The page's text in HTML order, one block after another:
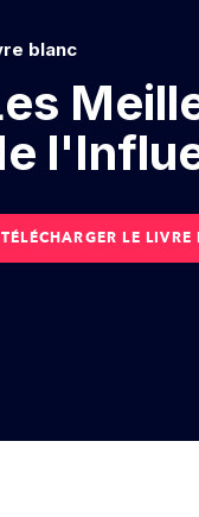
blanc
TÉLÉCHARGER LE LIVRE